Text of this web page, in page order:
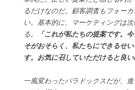
るだけなのだ。顧客調査もフォー
い。基本的に、マーケティングは
る。
「これが私たちの提案です。
そがおそらく、私たちにできるせ
す。お気に召していただけると良い
一風変わったパラドックスだが、